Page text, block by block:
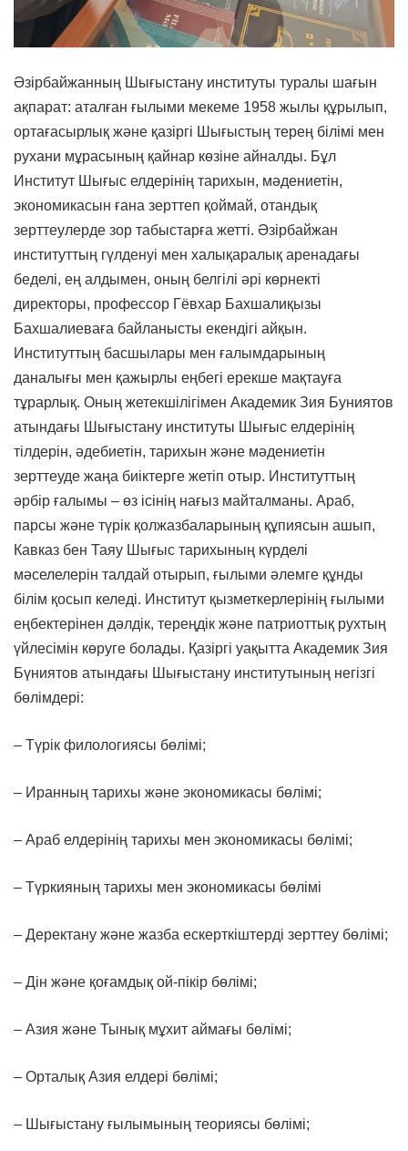
Әзірбайжанның Шығыстану институты туралы шағын
ақпарат: аталған ғылыми мекеме 1958 жылы құрылып,
ортағасырлық және қазіргі Шығыстың терең білімі мен
рухани мұрасының қайнар көзіне айналды. Бұл
Институт Шығыс елдерінің тарихын, мәдениетін,
экономикасын ғана зерттеп қоймай, отандық
зерттеулерде зор табыстарға жетті. Әзірбайжан
институттың гүлденуі мен халықаралық аренадағы
беделі, ең алдымен, оның белгілі әрі көрнекті
директоры, профессор Гёвхар Бахшалиқызы
Бахшалиеваға байланысты екендігі айқын.
Институттың басшылары мен ғалымдарының
даналығы мен қажырлы еңбегі ерекше мақтауға
тұрарлық. Оның жетекшілігімен Академик Зия Буниятов
атындағы Шығыстану институты Шығыс елдерінің
тілдерін, әдебиетін, тарихын және мәдениетін
зерттеуде жаңа биіктерге жетіп отыр. Институттың
әрбір ғалымы – өз ісінің нағыз майталманы. Араб,
парсы және түрік қолжазбаларының құпиясын ашып,
Кавказ бен Таяу Шығыс тарихының күрделі
мәселелерін талдай отырып, ғылыми әлемге құнды
білім қосып келеді. Институт қызметкерлерінің ғылыми
еңбектерінен дәлдік, тереңдік және патриоттық рухтың
үйлесімін көруге болады. Қазіргі уақытта Академик Зия
Бүниятов атындағы Шығыстану институтының негізгі
бөлімдері:
– Түрік филологиясы бөлімі;
– Иранның тарихы және экономикасы бөлімі;
– Араб елдерінің тарихы мен экономикасы бөлімі;
– Түркияның тарихы мен экономикасы бөлімі
– Деректану және жазба ескерткіштерді зерттеу бөлімі;
– Дін және қоғамдық ой-пікір бөлімі;
– Азия және Тынық мұхит аймағы бөлімі;
– Орталық Азия елдері бөлімі;
– Шығыстану ғылымының теориясы бөлімі;